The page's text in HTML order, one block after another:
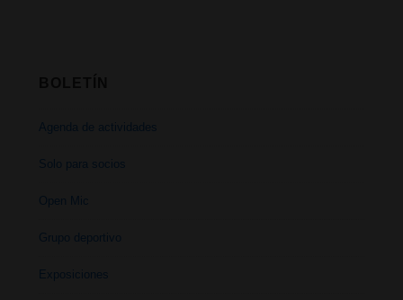
Agenda de actividades
Solo para socios
Open Mic
Grupo deportivo
Exposiciones